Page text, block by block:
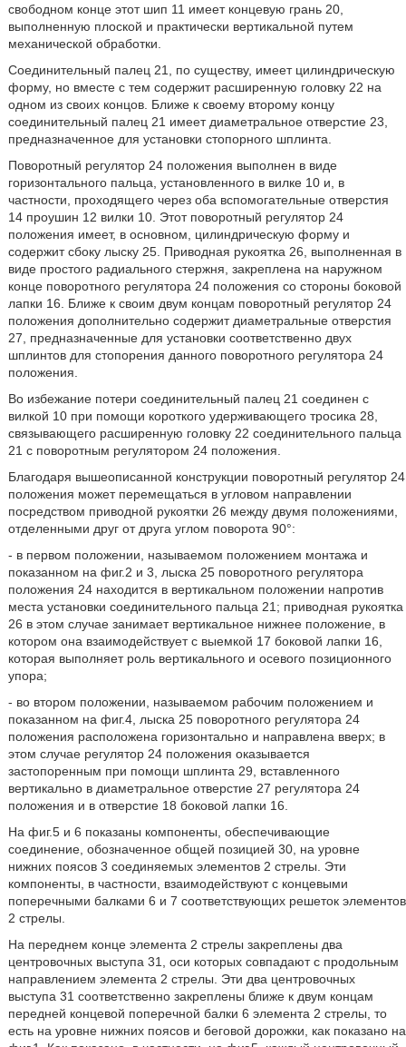
свободном конце этот шип 11 имеет концевую грань 20,
выполненную плоской и практически вертикальной путем
механической обработки.
Соединительный палец 21, по существу, имеет цилиндрическую
форму, но вместе с тем содержит расширенную головку 22 на
одном из своих концов. Ближе к своему второму концу
соединительный палец 21 имеет диаметральное отверстие 23,
предназначенное для установки стопорного шплинта.
Поворотный регулятор 24 положения выполнен в виде
горизонтального пальца, установленного в вилке 10 и, в
частности, проходящего через оба вспомогательные отверстия
14 проушин 12 вилки 10. Этот поворотный регулятор 24
положения имеет, в основном, цилиндрическую форму и
содержит сбоку лыску 25. Приводная рукоятка 26, выполненная в
виде простого радиального стержня, закреплена на наружном
конце поворотного регулятора 24 положения со стороны боковой
лапки 16. Ближе к своим двум концам поворотный регулятор 24
положения дополнительно содержит диаметральные отверстия
27, предназначенные для установки соответственно двух
шплинтов для стопорения данного поворотного регулятора 24
положения.
Во избежание потери соединительный палец 21 соединен с
вилкой 10 при помощи короткого удерживающего тросика 28,
связывающего расширенную головку 22 соединительного пальца
21 с поворотным регулятором 24 положения.
Благодаря вышеописанной конструкции поворотный регулятор 24
положения может перемещаться в угловом направлении
посредством приводной рукоятки 26 между двумя положениями,
отделенными друг от друга углом поворота 90°:
- в первом положении, называемом положением монтажа и
показанном на фиг.2 и 3, лыска 25 поворотного регулятора
положения 24 находится в вертикальном положении напротив
места установки соединительного пальца 21; приводная рукоятка
26 в этом случае занимает вертикальное нижнее положение, в
котором она взаимодействует с выемкой 17 боковой лапки 16,
которая выполняет роль вертикального и осевого позиционного
упора;
- во втором положении, называемом рабочим положением и
показанном на фиг.4, лыска 25 поворотного регулятора 24
положения расположена горизонтально и направлена вверх; в
этом случае регулятор 24 положения оказывается
застопоренным при помощи шплинта 29, вставленного
вертикально в диаметральное отверстие 27 регулятора 24
положения и в отверстие 18 боковой лапки 16.
На фиг.5 и 6 показаны компоненты, обеспечивающие
соединение, обозначенное общей позицией 30, на уровне
нижних поясов 3 соединяемых элементов 2 стрелы. Эти
компоненты, в частности, взаимодействуют с концевыми
поперечными балками 6 и 7 соответствующих решеток элементов
2 стрелы.
На переднем конце элемента 2 стрелы закреплены два
центровочных выступа 31, оси которых совпадают с продольным
направлением элемента 2 стрелы. Эти два центровочных
выступа 31 соответственно закреплены ближе к двум концам
передней концевой поперечной балки 6 элемента 2 стрелы, то
есть на уровне нижних поясов и беговой дорожки, как показано на